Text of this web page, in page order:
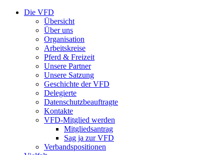
Die VFD
Übersicht
Über uns
Organisation
Arbeitskreise
Pferd & Freizeit
Unsere Partner
Unsere Satzung
Geschichte der VFD
Delegierte
Datenschutzbeauftragte
Kontakte
VFD-Mitglied werden
Mitgliedsantrag
Sag ja zur VFD
Verbandspositionen